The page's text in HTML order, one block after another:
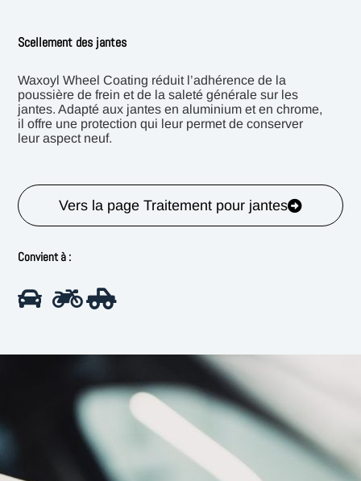
Scellement des jantes
Waxoyl Wheel Coating réduit l’adhérence de la
poussière de frein et de la saleté générale sur les
jantes. Adapté aux jantes en aluminium et en chrome,
il offre une protection qui leur permet de conserver
leur aspect neuf.
Vers la page Traitement pour jantes
Convient à :